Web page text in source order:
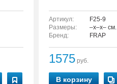
Артикул:
F25-9
Размеры:
–x–x– см.
Бренд:
FRAP
1575 руб.
В корзину